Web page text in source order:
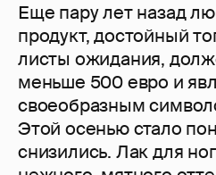
Еще пару лет назад
продукт, достойный
листы ожидания,
меньше 500 евро и
своеобразным
Этой осенью стало
снизились. Лак для